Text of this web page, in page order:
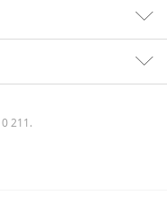
211.